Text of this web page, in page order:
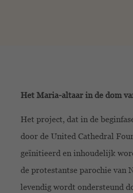
Het Maria-altaar in de dom
Het project, dat in de
door de United Cathedral
geïnitieerd en inhoudelijk
de protestantse parochie van
levendig wordt ondersteund